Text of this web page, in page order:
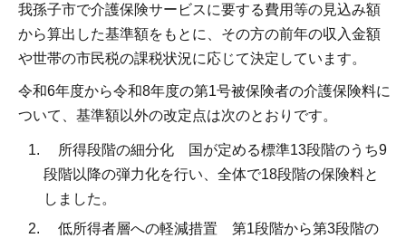
我孫子市で介護保険サービスに要する費用等の見込み額
から算出した基準額をもとに、その方の前年の収入金額
や世帯の市民税の課税状況に応じて決定しています。
令和6年度から令和8年度の第1号被保険者の介護保険料に
ついて、基準額以外の改定点は次のとおりです。
所得段階の細分化 国が定める標準13段階のうち9
段階以降の弾力化を行い、全体で18段階の保険料と
しました。
低所得者層への軽減措置 第1段階から第3段階の